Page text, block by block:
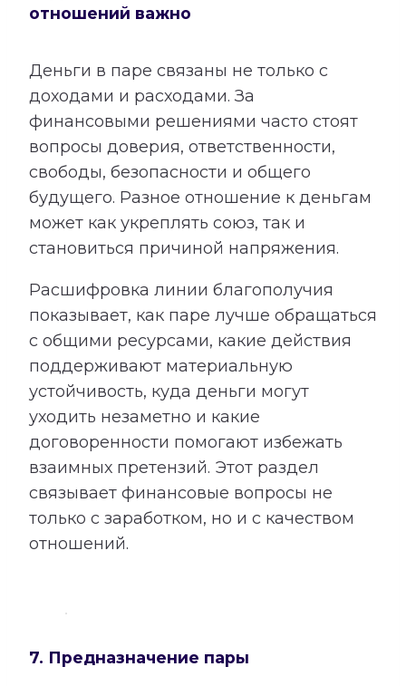
отношений важно
Деньги в паре связаны не только с
доходами и расходами. За
финансовыми решениями часто стоят
вопросы доверия, ответственности,
свободы, безопасности и общего
будущего. Разное отношение к деньгам
может как укреплять союз, так и
становиться причиной напряжения.
Расшифровка линии благополучия
показывает, как паре лучше обращаться
с общими ресурсами, какие действия
поддерживают материальную
устойчивость, куда деньги могут
уходить незаметно и какие
договоренности помогают избежать
взаимных претензий. Этот раздел
связывает финансовые вопросы не
только с заработком, но и с качеством
отношений.
7. Предназначение пары